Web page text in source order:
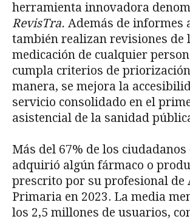
herramienta innovadora
RevisTra. Además de informes
también realizan revisiones de
medicación de cualquier
cumpla criterios de
manera, se mejora la
servicio consolidado en el
asistencial de la sanidad
Más del 67% de los
adquirió algún fármaco o
prescrito por su profesional de
Primaria en 2023. La media
los 2,5 millones de usuarios,